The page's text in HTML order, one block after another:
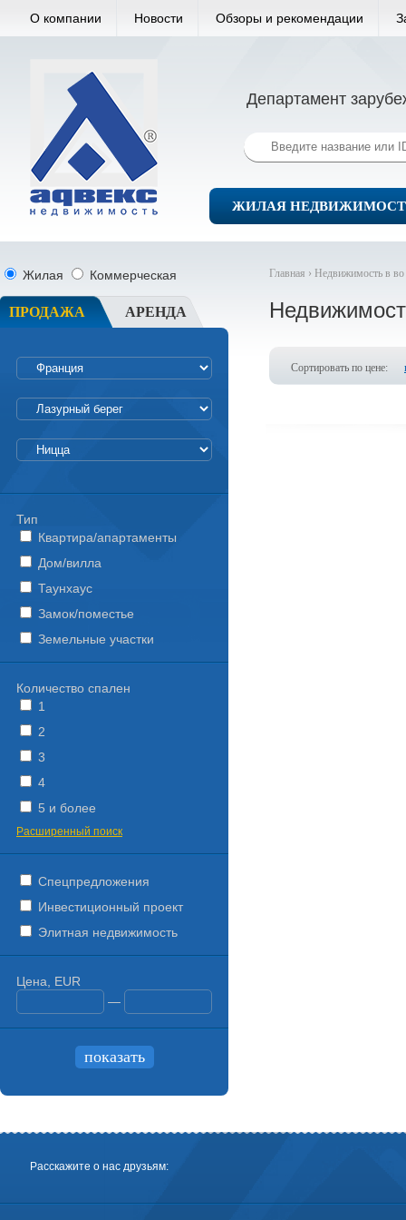
О компании Новости Обзоры и рекомендации
Департамент
ЖИЛАЯ
Главная › Недвижимость в
Сортировать по цене:
Жилая Коммерческая
ПРОДАЖА АРЕНДА
Тип
Квартира/апартаменты
Дом/вилла
Таунхаус
Замок/поместье
Земельные участки
Количество спален
1
2
3
4
5 и более
Расширенный поиск
Спецпредложения
Инвестиционный проект
Элитная недвижимость
Цена, EUR
—
Расскажите о нас друзьям: